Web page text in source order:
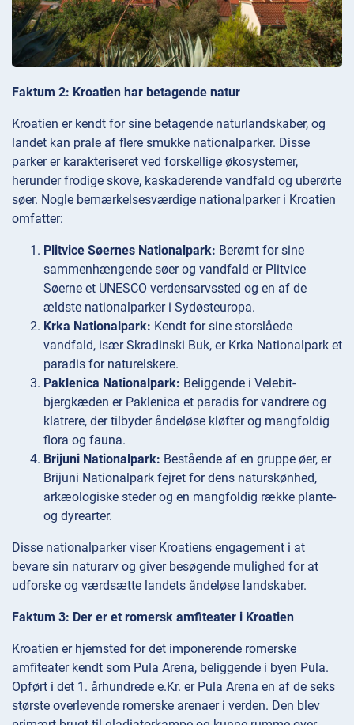
Faktum 2: Kroatien har betagende natur
Kroatien er kendt for sine betagende naturlandskaber, og
landet kan prale af flere smukke nationalparker. Disse
parker er karakteriseret ved forskellige økosystemer,
herunder frodige skove, kaskaderende vandfald og uberørte
søer. Nogle bemærkelsesværdige nationalparker i Kroatien
omfatter:
Plitvice Søernes Nationalpark: Berømt for sine
sammenhængende søer og vandfald er Plitvice
Søerne et UNESCO verdensarvssted og en af de
ældste nationalparker i Sydøsteuropa.
Krka Nationalpark: Kendt for sine storslåede
vandfald, især Skradinski Buk, er Krka Nationalpark et
paradis for naturelskere.
Paklenica Nationalpark: Beliggende i Velebit-
bjergkæden er Paklenica et paradis for vandrere og
klatrere, der tilbyder åndeløse kløfter og mangfoldig
flora og fauna.
Brijuni Nationalpark: Bestående af en gruppe øer, er
Brijuni Nationalpark fejret for dens naturskønhed,
arkæologiske steder og en mangfoldig række plante-
og dyrearter.
Disse nationalparker viser Kroatiens engagement i at
bevare sin naturarv og giver besøgende mulighed for at
udforske og værdsætte landets åndeløse landskaber.
Faktum 3: Der er et romersk amfiteater i Kroatien
Kroatien er hjemsted for det imponerende romerske
amfiteater kendt som Pula Arena, beliggende i byen Pula.
Opført i det 1. århundrede e.Kr. er Pula Arena en af de seks
største overlevende romerske arenaer i verden. Den blev